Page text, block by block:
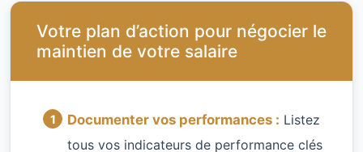
Votre plan d’action pour négocier le
maintien de votre salaire
Documenter vos performances : Listez
tous vos indicateurs de performance clés